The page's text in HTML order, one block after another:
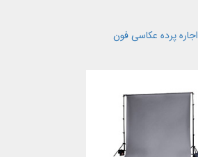
اجاره پرده عکاسی فون